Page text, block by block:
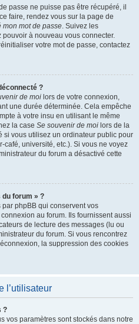
passe ne puisse pas être récupéré, il
faire, rendez vous sur la page de
mon mot de passe. Suivez les
à nouveau vous connecter.
votre mot de passe, contactez
?
de moi lors de votre connexion,
une durée déterminée. Cela empêche
à votre insu en utilisant le même
la case Se souvenir de moi lors de la
si vous utilisez un ordinateur public pour
université, etc.). Si vous ne voyez
du forum a désactivé cette
forum » ?
phpBB qui conservent vos
au forum. Ils fournissent aussi
de lecture des messages (lu ou
du forum. Si vous rencontrez
la suppression des cookies
l’utilisateur
?
vos paramètres sont stockés dans notre